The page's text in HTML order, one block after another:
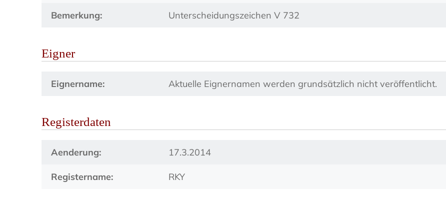
Bemerkung: Unterscheidungszeichen V 732
Eigner
Eignername: Aktuelle Eignernamen werden grundsätzlich nicht veröffentlicht.
Registerdaten
Aenderung: 17.3.2014
Registername: RKY